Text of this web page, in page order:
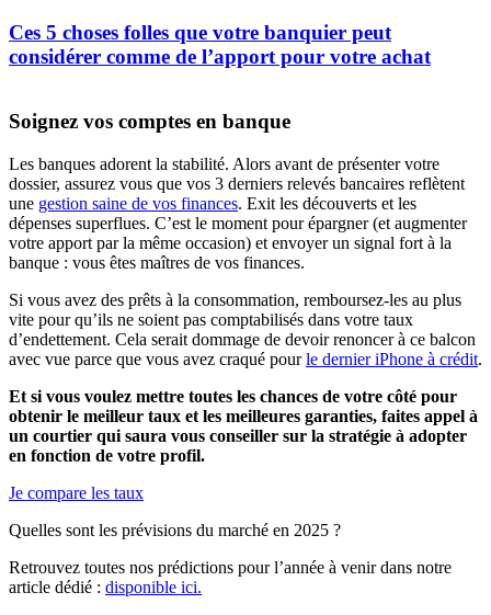
Ces 5 choses folles que votre banquier peut
considérer comme de l’apport pour votre achat
Soignez vos comptes en banque
Les banques adorent la stabilité. Alors avant de présenter votre
dossier, assurez vous que vos 3 derniers relevés bancaires reflètent
une gestion saine de vos finances. Exit les découverts et les
dépenses superflues. C’est le moment pour épargner (et augmenter
votre apport par la même occasion) et envoyer un signal fort à la
banque : vous êtes maîtres de vos finances.
Si vous avez des prêts à la consommation, remboursez-les au plus
vite pour qu’ils ne soient pas comptabilisés dans votre taux
d’endettement. Cela serait dommage de devoir renoncer à ce balcon
avec vue parce que vous avez craqué pourle dernier iPhone à crédit.
Et si vous voulez mettre toutes les chances de votre côté pour
obtenir le meilleur taux et les meilleures garanties, faites appel à
un courtier qui saura vous conseiller sur la stratégie à adopter
en fonction de votre profil.
Je compare les taux
Quelles sont les prévisions du marché en 2025 ?
Retrouvez toutes nos prédictions pour l’année à venir dans notre
article dédié : disponible ici.